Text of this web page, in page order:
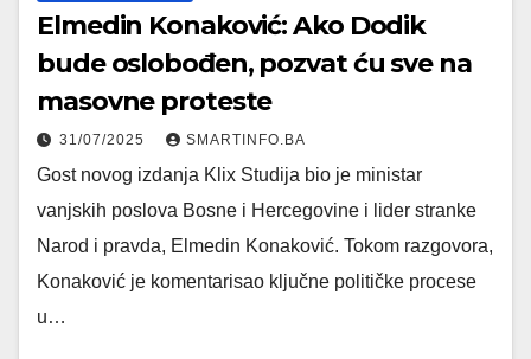
Elmedin Konaković: Ako Dodik
bude oslobođen, pozvat ću sve na
masovne proteste
31/07/2025 SMARTINFO.BA
Gost novog izdanja Klix Studija bio je ministar
vanjskih poslova Bosne i Hercegovine i lider stranke
Narod i pravda, Elmedin Konaković. Tokom razgovora,
Konaković je komentarisao ključne političke procese
u…